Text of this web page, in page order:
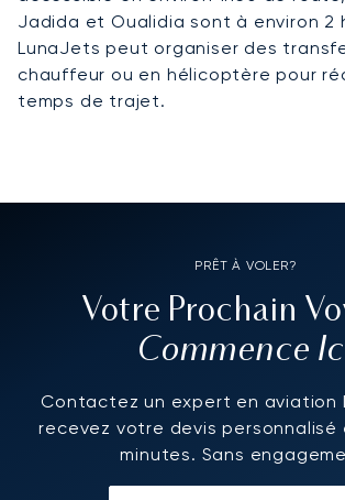
Jadida et Oualidia sont à environ 2
LunaJets peut organiser des
chauffeur ou en hélicoptère pour
temps de trajet.
PRÊT À VOLER?
Votre Prochain
Commence
Contactez un expert en aviation
recevez votre devis personnalisé
minutes. Sans